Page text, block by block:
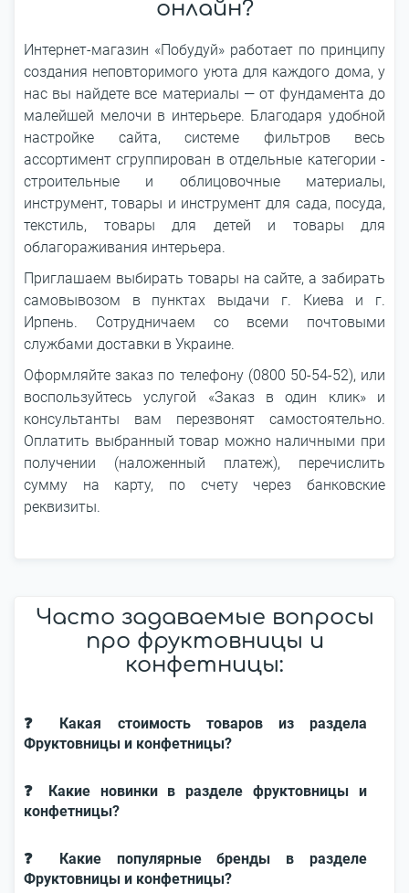
онлайн?
Интернет-магазин «Побудуй» работает по принципу
создания неповторимого уюта для каждого дома, у
нас вы найдете все материалы ― от фундамента до
малейшей мелочи в интерьере. Благодаря удобной
настройке сайта, системе фильтров весь
ассортимент сгруппирован в отдельные категории -
строительные и облицовочные материалы,
инструмент, товары и инструмент для сада, посуда,
текстиль, товары для детей и товары для
облагораживания интерьера.
Приглашаем выбирать товары на сайте, а забирать
самовывозом в пунктах выдачи г. Киева и г.
Ирпень. Сотрудничаем со всеми почтовыми
службами доставки в Украине.
Оформляйте заказ по телефону (0800 50-54-52), или
воспользуйтесь услугой «Заказ в один клик» и
консультанты вам перезвонят самостоятельно.
Оплатить выбранный товар можно наличными при
получении (наложенный платеж), перечислить
сумму на карту, по счету через банковские
реквизиты.
Часто задаваемые вопросы
про фруктовницы и
конфетницы:
❓ Какая стоимость товаров из раздела
Фруктовницы и конфетницы?
❓ Какие новинки в разделе фруктовницы и
конфетницы?
❓ Какие популярные бренды в разделе
Фруктовницы и конфетницы?